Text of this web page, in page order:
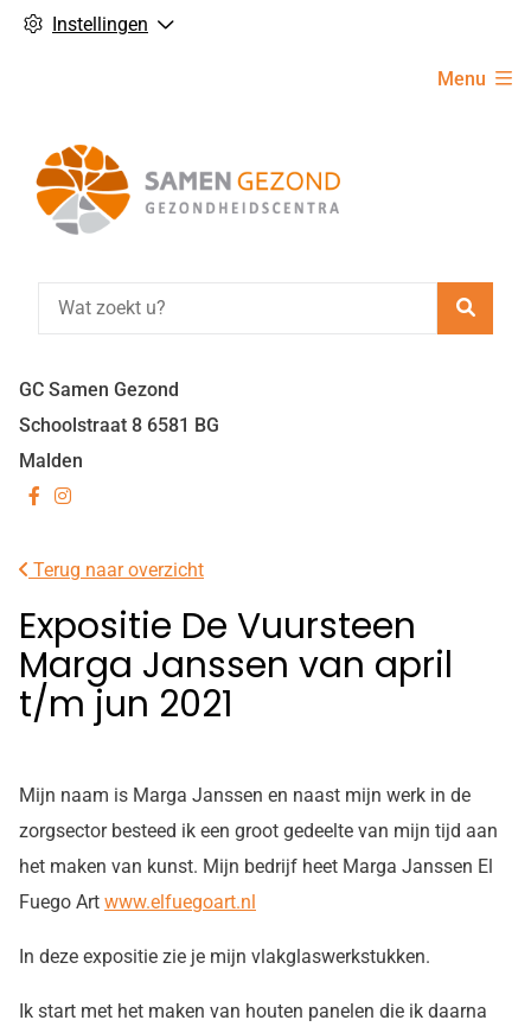
Instellingen
Menu
GC Samen Gezond
Schoolstraat 8 6581 BG
Malden
Bezoek
facebook
Bezoek
Instagram
Terug naar overzicht
Expositie De Vuursteen
Marga Janssen van april
t/m jun 2021
Mijn naam is Marga Janssen en naast mijn werk in de
zorgsector besteed ik een groot gedeelte van mijn tijd aan
het maken van kunst. Mijn bedrijf heet Marga Janssen El
Fuego Art www.elfuegoart.nl
In deze expositie zie je mijn vlakglaswerkstukken.
Ik start met het maken van houten panelen die ik daarna